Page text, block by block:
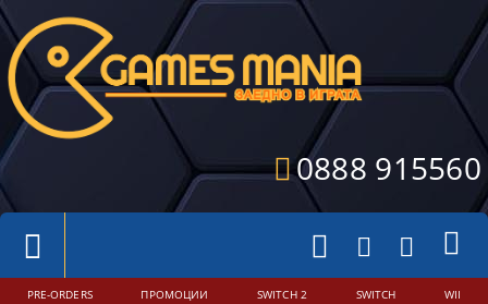
0888 915560
PRE-ORDERS ПРОМОЦИИ SWITCH 2 SWITCH WII